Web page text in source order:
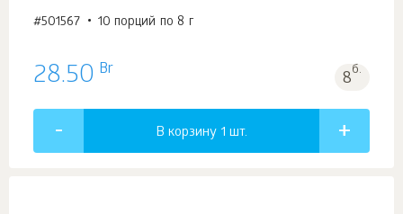
#501567 10 порций по 8 г
28.50 Br 8б.
В корзину 1 шт.